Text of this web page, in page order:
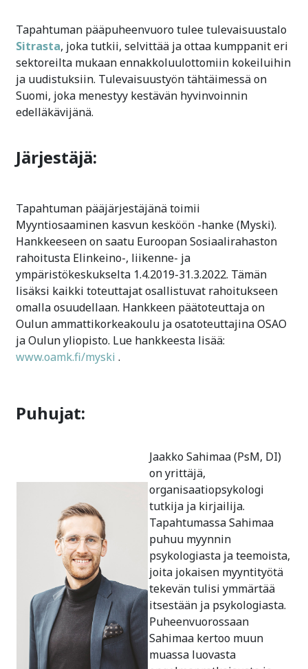
Tapahtuman pääpuheenvuoro tulee tulevaisuustalo
Sitrasta, joka tutkii, selvittää ja ottaa kumppanit eri
sektoreilta mukaan ennakkoluulottomiin kokeiluihin
ja uudistuksiin. Tulevaisuustyön tähtäimessä on
Suomi, joka menestyy kestävän hyvinvoinnin
edelläkävijänä.
Järjestäjä:
Tapahtuman pääjärjestäjänä toimii
Myyntiosaaminen kasvun kesköön -hanke (Myski).
Hankkeeseen on saatu Euroopan Sosiaalirahaston
rahoitusta Elinkeino-, liikenne- ja
ympäristökeskukselta 1.4.2019-31.3.2022. Tämän
lisäksi kaikki toteuttajat osallistuvat rahoitukseen
omalla osuudellaan. Hankkeen päätoteuttaja on
Oulun ammattikorkeakoulu ja osatoteuttajina OSAO
ja Oulun yliopisto. Lue hankkeesta lisää:
www.oamk.fi/myski .
Puhujat:
Jaakko Sahimaa (PsM, DI)
on yrittäjä,
organisaatiopsykologi
tutkija ja kirjailija.
Tapahtumassa Sahimaa
puhuu myynnin
psykologiasta ja teemoista,
joita jokaisen myyntityötä
tekevän tulisi ymmärtää
itsestään ja psykologiasta.
Puheenvuorossaan
Sahimaa kertoo muun
muassa luovasta